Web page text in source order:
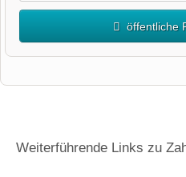
öffentliche
Weiterführende Links zu